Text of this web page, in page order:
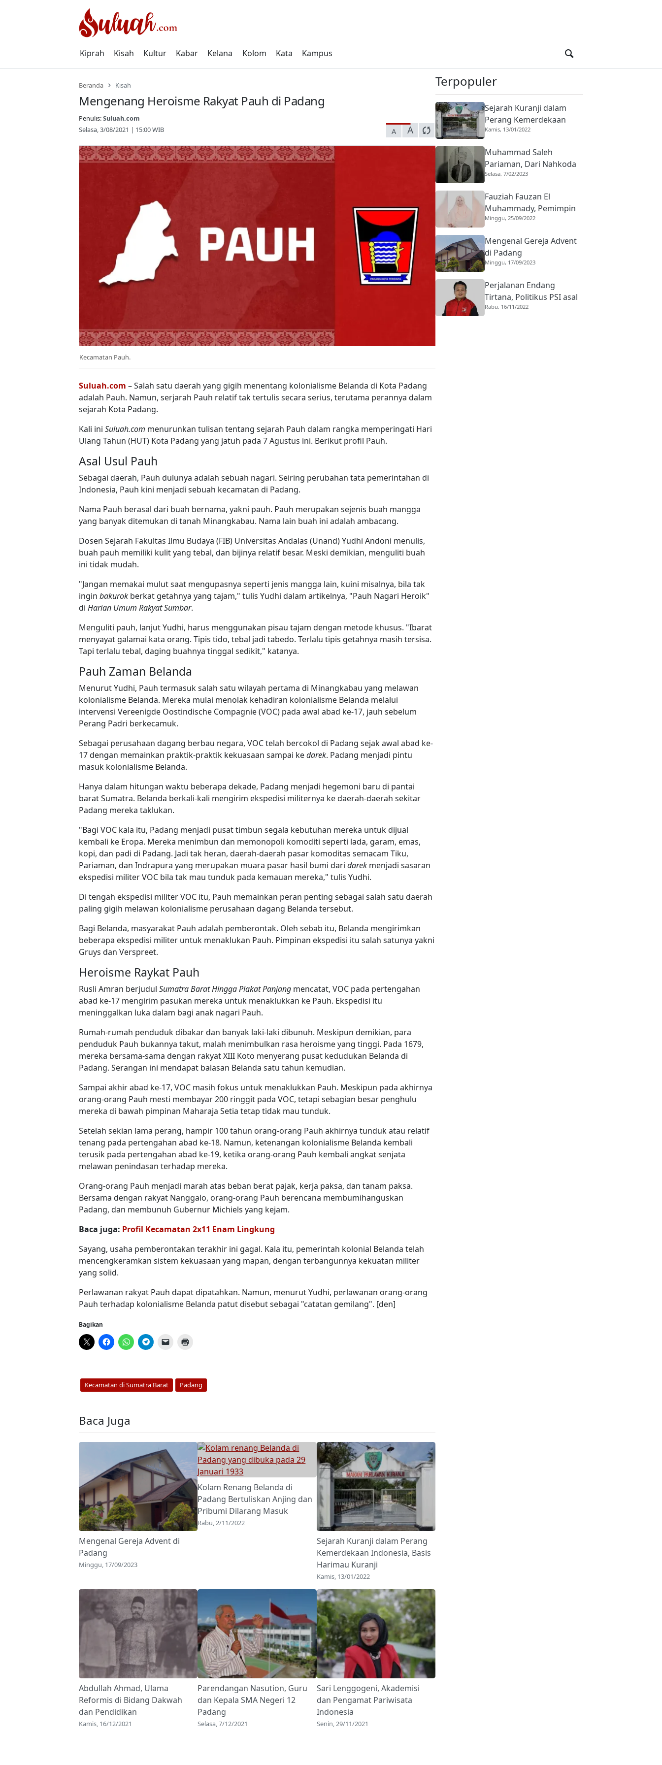
Kiprah Kisah Kultur Kabar Kelana Kolom Kata Kampus
Beranda Kisah
Mengenang Heroisme Rakyat Pauh di Padang
Penulis:Suluah.com
Selasa, 3/08/2021 | 15:00 WIB
A A
Kecamatan Pauh.
Suluah.com – Salah satu daerah yang gigih menentang kolonialisme Belanda di Kota Padang
adalah Pauh. Namun, serjarah Pauh relatif tak tertulis secara serius, terutama perannya dalam
sejarah Kota Padang.
Kali ini Suluah.com menurunkan tulisan tentang sejarah Pauh dalam rangka memperingati Hari
Ulang Tahun (HUT) Kota Padang yang jatuh pada 7 Agustus ini. Berikut profil Pauh.
Asal Usul Pauh
Sebagai daerah, Pauh dulunya adalah sebuah nagari. Seiring perubahan tata pemerintahan di
Indonesia, Pauh kini menjadi sebuah kecamatan di Padang.
Nama Pauh berasal dari buah bernama, yakni pauh. Pauh merupakan sejenis buah mangga
yang banyak ditemukan di tanah Minangkabau. Nama lain buah ini adalah ambacang.
Dosen Sejarah Fakultas Ilmu Budaya (FIB) Universitas Andalas (Unand) Yudhi Andoni menulis,
buah pauh memiliki kulit yang tebal, dan bijinya relatif besar. Meski demikian, menguliti buah
ini tidak mudah.
"Jangan memakai mulut saat mengupasnya seperti jenis mangga lain, kuini misalnya, bila tak
ingin bakurok berkat getahnya yang tajam," tulis Yudhi dalam artikelnya, "Pauh Nagari Heroik"
di Harian Umum Rakyat Sumbar.
Menguliti pauh, lanjut Yudhi, harus menggunakan pisau tajam dengan metode khusus. "Ibarat
menyayat galamai kata orang. Tipis tido, tebal jadi tabedo. Terlalu tipis getahnya masih tersisa.
Tapi terlalu tebal, daging buahnya tinggal sedikit," katanya.
Pauh Zaman Belanda
Menurut Yudhi, Pauh termasuk salah satu wilayah pertama di Minangkabau yang melawan
kolonialisme Belanda. Mereka mulai menolak kehadiran kolonialisme Belanda melalui
intervensi Vereenigde Oostindische Compagnie (VOC) pada awal abad ke-17, jauh sebelum
Perang Padri berkecamuk.
Sebagai perusahaan dagang berbau negara, VOC telah bercokol di Padang sejak awal abad ke-
17 dengan memainkan praktik-praktik kekuasaan sampai kedarek. Padang menjadi pintu
masuk kolonialisme Belanda.
Hanya dalam hitungan waktu beberapa dekade, Padang menjadi hegemoni baru di pantai
barat Sumatra. Belanda berkali-kali mengirim ekspedisi militernya ke daerah-daerah sekitar
Padang mereka taklukan.
"Bagi VOC kala itu, Padang menjadi pusat timbun segala kebutuhan mereka untuk dijual
kembali ke Eropa. Mereka menimbun dan memonopoli komoditi seperti lada, garam, emas,
kopi, dan padi di Padang. Jadi tak heran, daerah-daerah pasar komoditas semacam Tiku,
Pariaman, dan Indrapura yang merupakan muara pasar hasil bumi dari darek menjadi sasaran
ekspedisi militer VOC bila tak mau tunduk pada kemauan mereka," tulis Yudhi.
Di tengah ekspedisi militer VOC itu, Pauh memainkan peran penting sebagai salah satu daerah
paling gigih melawan kolonialisme perusahaan dagang Belanda tersebut.
Bagi Belanda, masyarakat Pauh adalah pemberontak. Oleh sebab itu, Belanda mengirimkan
beberapa ekspedisi militer untuk menaklukan Pauh. Pimpinan ekspedisi itu salah satunya yakni
Gruys dan Verspreet.
Heroisme Raykat Pauh
Rusli Amran berjudul Sumatra Barat Hingga Plakat Panjang mencatat, VOC pada pertengahan
abad ke-17 mengirim pasukan mereka untuk menaklukkan ke Pauh. Ekspedisi itu
meninggalkan luka dalam bagi anak nagari Pauh.
Rumah-rumah penduduk dibakar dan banyak laki-laki dibunuh. Meskipun demikian, para
penduduk Pauh bukannya takut, malah menimbulkan rasa heroisme yang tinggi. Pada 1679,
mereka bersama-sama dengan rakyat XIII Koto menyerang pusat kedudukan Belanda di
Padang. Serangan ini mendapat balasan Belanda satu tahun kemudian.
Sampai akhir abad ke-17, VOC masih fokus untuk menaklukkan Pauh. Meskipun pada akhirnya
orang-orang Pauh mesti membayar 200 ringgit pada VOC, tetapi sebagian besar penghulu
mereka di bawah pimpinan Maharaja Setia tetap tidak mau tunduk.
Setelah sekian lama perang, hampir 100 tahun orang-orang Pauh akhirnya tunduk atau relatif
tenang pada pertengahan abad ke-18. Namun, ketenangan kolonialisme Belanda kembali
terusik pada pertengahan abad ke-19, ketika orang-orang Pauh kembali angkat senjata
melawan penindasan terhadap mereka.
Orang-orang Pauh menjadi marah atas beban berat pajak, kerja paksa, dan tanam paksa.
Bersama dengan rakyat Nanggalo, orang-orang Pauh berencana membumihanguskan
Padang, dan membunuh Gubernur Michiels yang kejam.
Baca juga: Profil Kecamatan 2x11 Enam Lingkung
Sayang, usaha pemberontakan terakhir ini gagal. Kala itu, pemerintah kolonial Belanda telah
mencengkeramkan sistem kekuasaan yang mapan, dengan terbangunnya kekuatan militer
yang solid.
Perlawanan rakyat Pauh dapat dipatahkan. Namun, menurut Yudhi, perlawanan orang-orang
Pauh terhadap kolonialisme Belanda patut disebut sebagai "catatan gemilang". [den]
Bagikan
Kecamatan di Sumatra Barat Padang
Baca Juga
Mengenal Gereja Advent di
Padang
Minggu, 17/09/2023
Kolam Renang Belanda di
Padang Bertuliskan Anjing dan
Pribumi Dilarang Masuk
Rabu, 2/11/2022
Sejarah Kuranji dalam Perang
Kemerdekaan Indonesia, Basis
Harimau Kuranji
Kamis, 13/01/2022
Abdullah Ahmad, Ulama
Reformis di Bidang Dakwah
dan Pendidikan
Kamis, 16/12/2021
Parendangan Nasution, Guru
dan Kepala SMA Negeri 12
Padang
Selasa, 7/12/2021
Sari Lenggogeni, Akademisi
dan Pengamat Pariwisata
Indonesia
Senin, 29/11/2021
Terpopuler
Sejarah Kuranji dalam
Perang Kemerdekaan
Indonesia, Basis Harimau
Kamis, 13/01/2022
Muhammad Saleh
Pariaman, Dari Nahkoda
ke Saudagar
Selasa, 7/02/2023
Fauziah Fauzan El
Muhammady, Pemimpin
Diniyyah Puteri
Minggu, 25/09/2022
Mengenal Gereja Advent
di Padang
Minggu, 17/09/2023
Perjalanan Endang
Tirtana, Politikus PSI asal
Pasaman ke Kursi
Rabu, 16/11/2022